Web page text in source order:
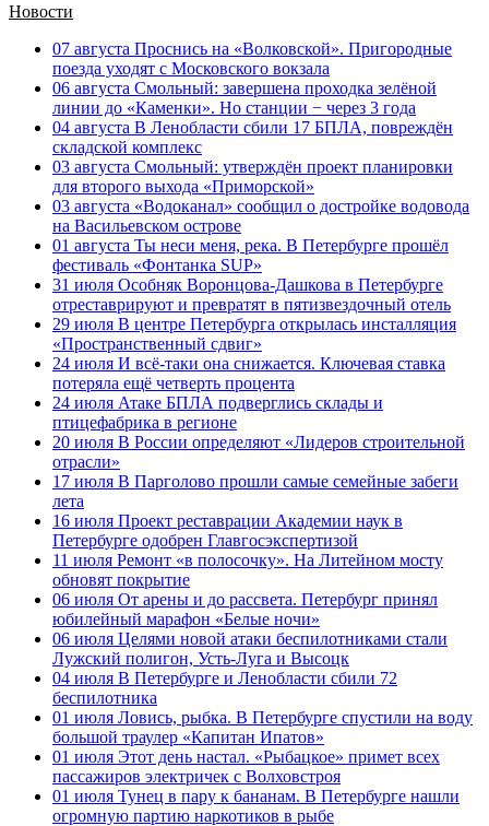
Новости
07 августа Проснись на «Волковской». Пригородные
поезда уходят с Московского вокзала
06 августа Смольный: завершена проходка зелёной
линии до «Каменки». Но станции − через 3 года
04 августа В Ленобласти сбили 17 БПЛА, повреждён
складской комплекс
03 августа Смольный: утверждён проект планировки
для второго выхода «Приморской»
03 августа «Водоканал» сообщил о достройке водовода
на Васильевском острове
01 августа Ты неси меня, река. В Петербурге прошёл
фестиваль «Фонтанка SUP»
31 июля Особняк Воронцова-Дашкова в Петербурге
отреставрируют и превратят в пятизвездочный отель
29 июля В центре Петербурга открылась инсталляция
«Пространственный сдвиг»
24 июля И всё-таки она снижается. Ключевая ставка
потеряла ещё четверть процента
24 июля Атаке БПЛА подверглись склады и
птицефабрика в регионе
20 июля В России определяют «Лидеров строительной
отрасли»
17 июля В Парголово прошли самые семейные забеги
лета
16 июля Проект реставрации Академии наук в
Петербурге одобрен Главгосэкспертизой
11 июля Ремонт «в полосочку». На Литейном мосту
обновят покрытие
06 июля От арены и до рассвета. Петербург принял
юбилейный марафон «Белые ночи»
06 июля Целями новой атаки беспилотниками стали
Лужский полигон, Усть-Луга и Высоцк
04 июля В Петербурге и Ленобласти сбили 72
беспилотника
01 июля Ловись, рыбка. В Петербурге спустили на воду
большой траулер «Капитан Ипатов»
01 июля Этот день настал. «Рыбацкое» примет всех
пассажиров электричек с Волховстроя
01 июля Тунец в пару к бананам. В Петербурге нашли
огромную партию наркотиков в рыбе